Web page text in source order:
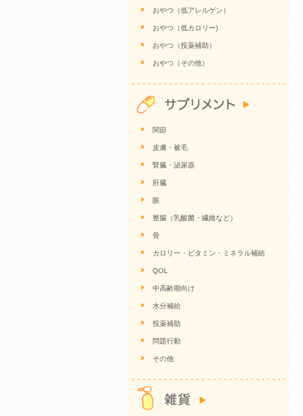
おやつ（低アレルゲン）
おやつ（低カロリー)
おやつ（投薬補助）
おやつ（その他）
関節
皮膚・被毛
腎臓・泌尿器
肝臓
眼
整腸（乳酸菌・繊維など）
骨
カロリー・ビタミン・ミネラル補給
QOL
中高齢期向け
水分補給
投薬補助
問題行動
その他